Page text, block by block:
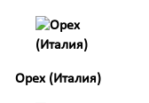
Орех (Италия)